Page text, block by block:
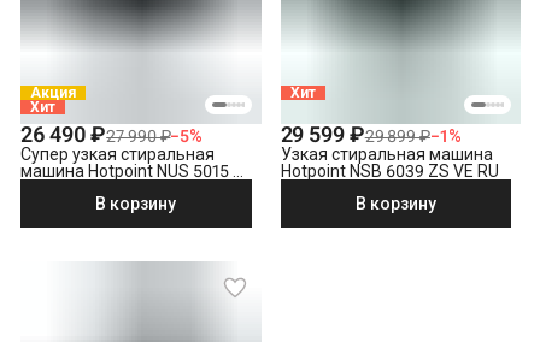
Акция
Хит
26 490 ₽27 990 ₽−5%
Супер узкая стиральная
машина Hotpoint NUS 5015 S
В корзину
Хит
29 599 ₽29 899 ₽−1%
Узкая стиральная машина
Hotpoint NSB 6039 ZS VE RU
В корзину